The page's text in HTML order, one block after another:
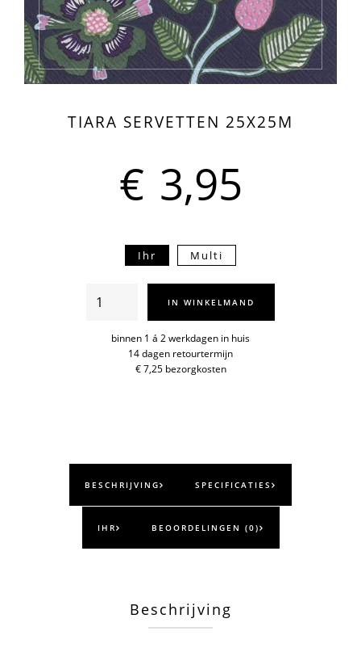
TIARA SERVETTEN 25X25M
€ 3,95
Ihr Multi
Tiara
servetten
25x25m
IN WINKELMAND
binnen 1 á 2 werkdagen in huis
14 dagen retourtermijn
€ 7,25 bezorgkosten
BESCHRIJVING SPECIFICATIES
IHR BEOORDELINGEN (0)
Beschrijving